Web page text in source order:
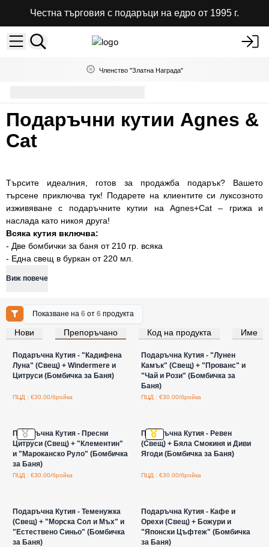
Честна търговия с подаръци на едро от 1995 г.
Членство "Златна Награда"
Подаръчни кутии Agnes &
Cat
Търсите идеалния, готов за продажба подарък? Вашето
търсене приключва тук! Подарете на клиентите си луксозното
изживяване с подаръчните кутии на Agnes+Cat – грижа и
наслада като никоя друга!
Всяка кутия включва:
- Две бомбички за баня от 210 гр. всяка
- Една свещ в буркан от 220 мл.
Виж повече
Показване на6 от6 продукта
Нови Препоръчано Код на продукта Име
Влезте за цени на едро
Подаръчна Кутия - "Кадифена
Луна" (Свещ) + Windermere и
Цитруси (Бомбичка за Баня)
ПЦД : €30.00/бройка
Влезте за цени на едро
Подаръчна Кутия - "Лунен
Камък" (Свещ) + "Прованс" и
"Чай и Рози" (Бомбичка за
Баня)
ПЦД : €30.00/бройка
Подаръчна Кутия - Пресни
Цитруси (Свещ) + "Клементин"
и "Мароканско Руло" (Бомбичка
за Баня)
ПЦД : €30.00/бройка
Подаръчна Кутия - Ревен
(Свещ) + Бяла Смокиня и Диви
Ягоди (Бомбичка за Баня)
ПЦД : €30.00/бройка
Подаръчна Кутия - Теменужка
(Свещ) + "Морска Сол и Мъх" и
"Естествено Синьо" (Бомбичка
за Баня)
Подаръчна Кутия - Кафе и
Орехи (Свещ) + Божури и
"Японски Цъфтеж" (Бомбичка
за Баня)